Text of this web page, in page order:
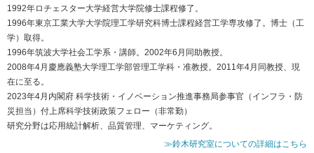
1992年ロチェスター大学経営大学院修士課程修了。
1996年東京工業大学大学院理工学研究科博士課程経営工学専攻修了。博士（工
学）取得。
1996年筑波大学社会工学系・講師。2002年6月同助教授。
2008年4月慶應義塾大学理工学部管理工学科・准教授。2011年4月同教授、現
在に至る。
2023年4月内閣府 科学技術・イノベーション推進事務局参事官（インフラ・防
災担当）付上席科学技術政策フェロー（非常勤）
研究分野は応用統計解析、品質管理、マーケティング。
≫鈴木研究室についての詳細はこちら